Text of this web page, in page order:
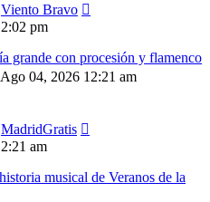
Viento Bravo
pm
grande con procesión y flamenco
04, 2026 12:21 am
MadridGratis
am
musical de Veranos de la